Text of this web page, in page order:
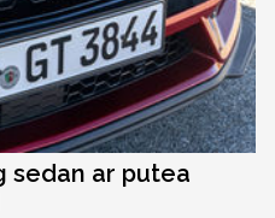
sedan ar putea